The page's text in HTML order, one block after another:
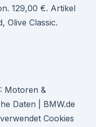
129,00 €. Artikel
Olive Classic.
Motoren &
Daten | BMW.de
Cookies